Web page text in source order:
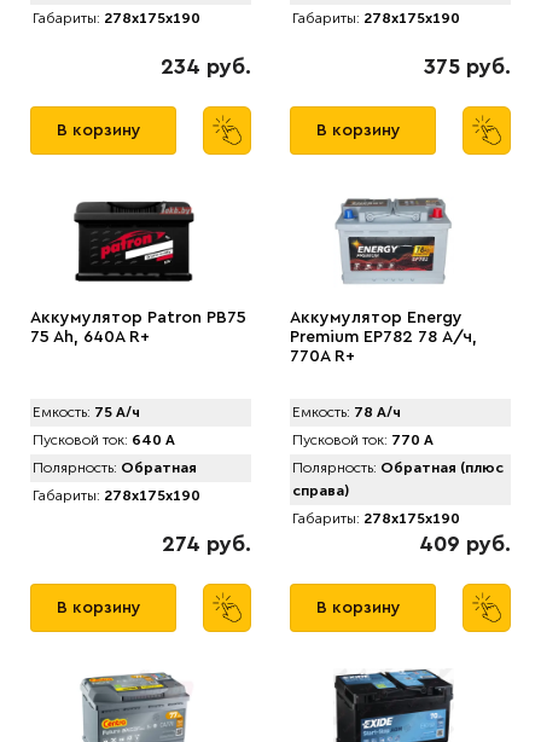
Габариты: 278x175x190
234 руб.
В корзину
Габариты: 278x175x190
375 руб.
В корзину
Аккумулятор Patron PB75
75 Ah, 640A R+
Емкость: 75 А/ч
Пусковой ток: 640 А
Полярность: Обратная
Габариты: 278x175x190
274 руб.
В корзину
Аккумулятор Energy
Premium EP782 78 А/ч,
770A R+
Емкость: 78 А/ч
Пусковой ток: 770 А
Полярность: Обратная (плюс
справа)
Габариты: 278x175x190
409 руб.
В корзину